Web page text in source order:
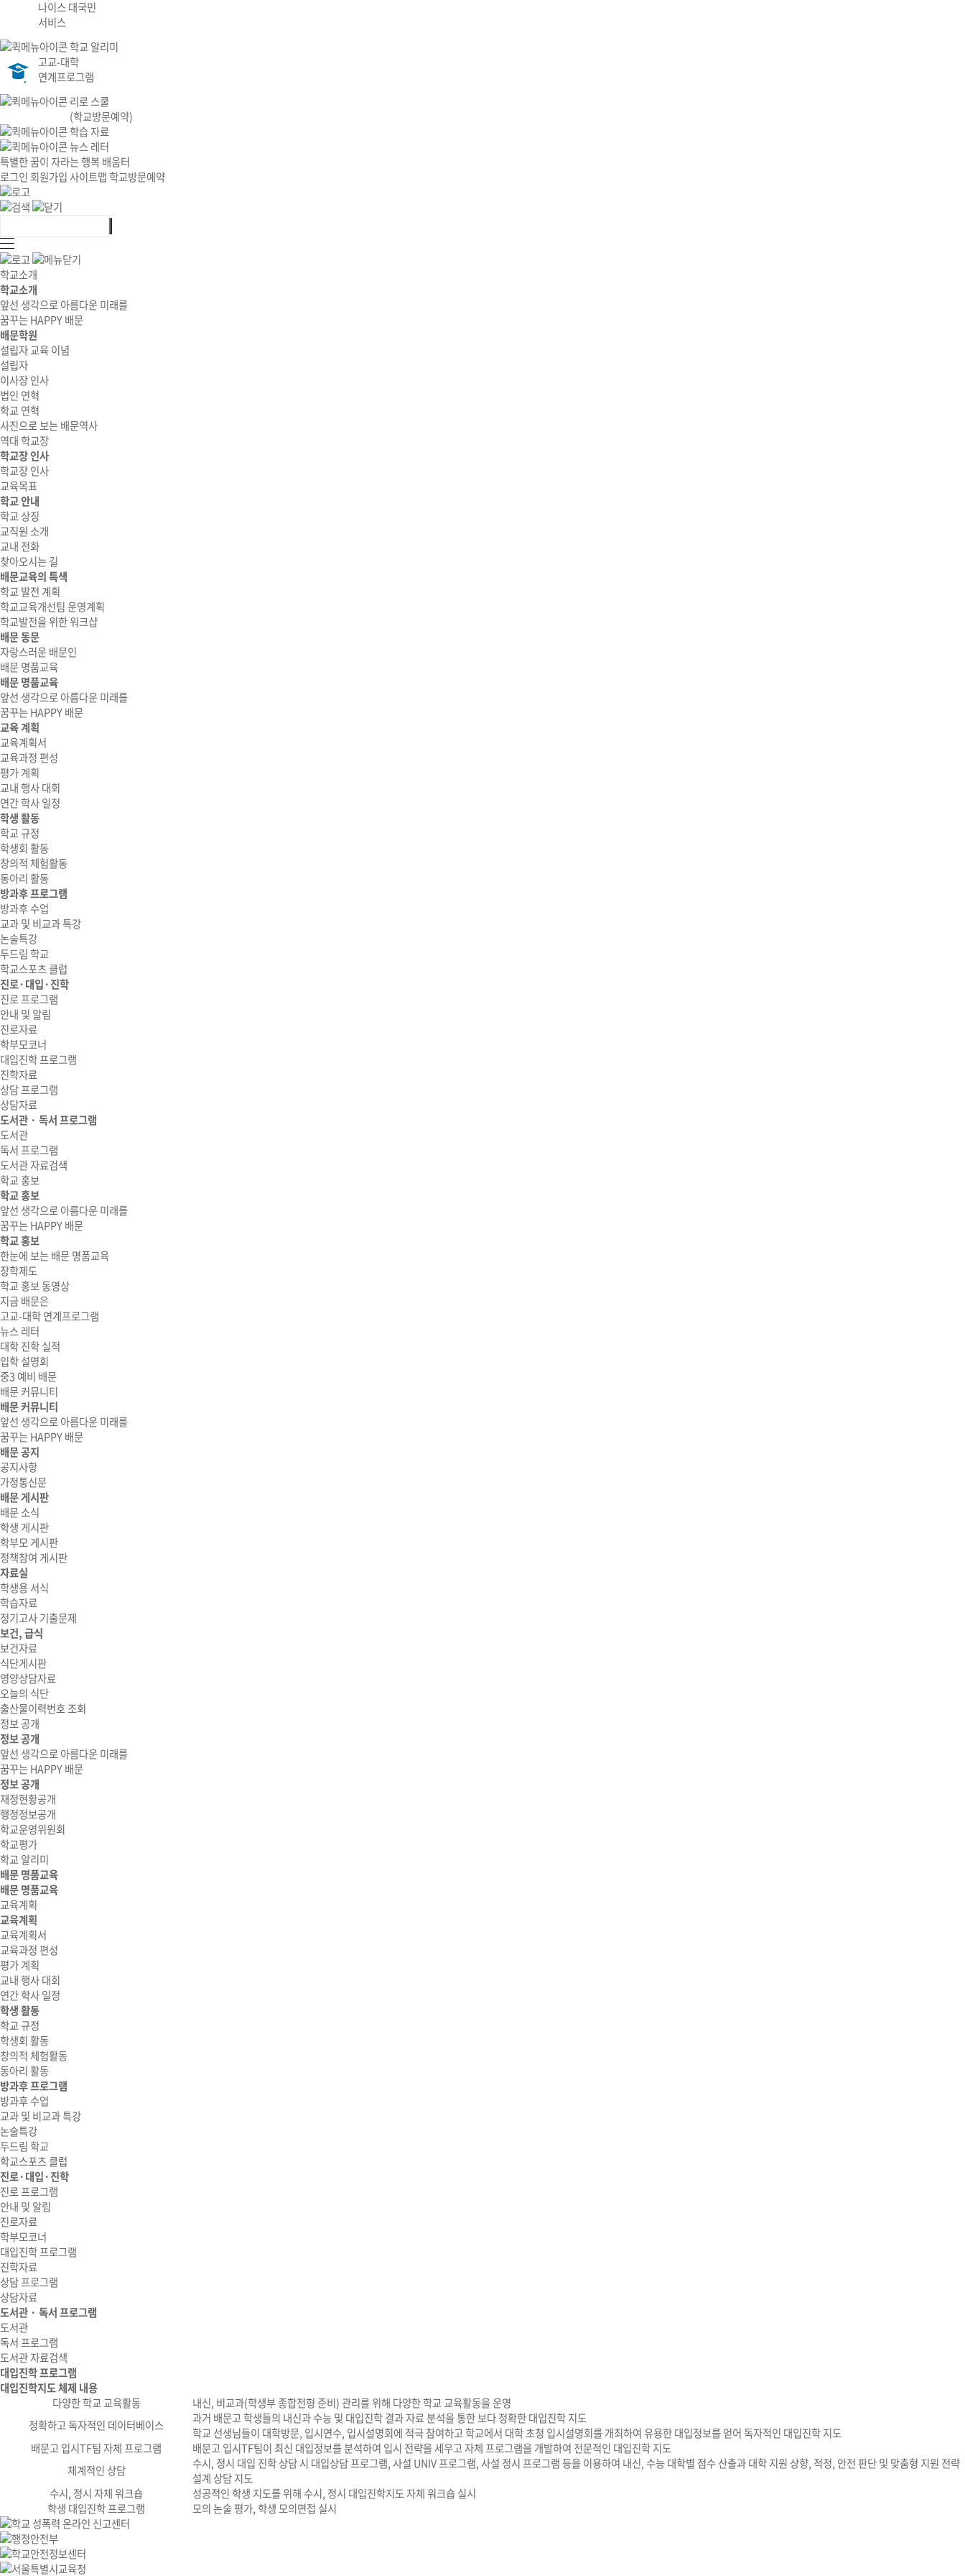
나이스 대국민
서비스
학교 알리미
고교-대학
연계프로그램
리로 스쿨
(학교방문예약)
학습 자료
뉴스 레터
특별한 꿈이 자라는 행복 배움터
로그인 회원가입사이트맵학교방문예약
학교소개
학교소개
앞선 생각으로 아름다운 미래를
꿈꾸는 HAPPY 배문
배문학원
설립자 교육 이념
설립자
이사장 인사
법인 연혁
학교 연혁
사진으로 보는 배문역사
역대 학교장
학교장 인사
학교장 인사
교육목표
학교 안내
학교 상징
교직원 소개
교내 전화
찾아오시는 길
배문교육의 특색
학교 발전 계획
학교교육개선팀 운영계획
학교발전을 위한 워크샵
배문 동문
자랑스러운 배문인
배문 명품교육
배문 명품교육
앞선 생각으로 아름다운 미래를
꿈꾸는 HAPPY 배문
교육 계획
교육계획서
교육과정 편성
평가 계획
교내 행사 대회
연간 학사 일정
학생 활동
학교 규정
학생회 활동
창의적 체험활동
동아리 활동
방과후 프로그램
방과후 수업
교과 및 비교과 특강
논술특강
두드림 학교
학교스포츠 클럽
진로·대입·진학
진로 프로그램
안내 및 알림
진로자료
학부모코너
대입진학 프로그램
진학자료
상담 프로그램
상담자료
도서관 · 독서 프로그램
도서관
독서 프로그램
도서관 자료검색
학교 홍보
학교 홍보
앞선 생각으로 아름다운 미래를
꿈꾸는 HAPPY 배문
학교 홍보
한눈에 보는 배문 명품교육
장학제도
학교 홍보 동영상
지금 배문은
고교-대학 연계프로그램
뉴스 레터
대학 진학 실적
입학 설명회
중3 예비 배문
배문 커뮤니티
배문 커뮤니티
앞선 생각으로 아름다운 미래를
꿈꾸는 HAPPY 배문
배문 공지
공지사항
가정통신문
배문 게시판
배문 소식
학생 게시판
학부모 게시판
정책참여 게시판
자료실
학생용 서식
학습자료
정기고사 기출문제
보건, 급식
보건자료
식단게시판
영양상담자료
오늘의 식단
출산물이력번호 조회
정보 공개
정보 공개
앞선 생각으로 아름다운 미래를
꿈꾸는 HAPPY 배문
정보 공개
재정현황공개
행정정보공개
학교운영위원회
학교평가
학교 알리미
배문 명품교육
배문 명품교육
교육계획
교육계획
교육계획서
교육과정 편성
평가 계획
교내 행사 대회
연간 학사 일정
학생 활동
학교 규정
학생회 활동
창의적 체험활동
동아리 활동
방과후 프로그램
방과후 수업
교과 및 비교과 특강
논술특강
두드림 학교
학교스포츠 클럽
진로·대입·진학
진로 프로그램
안내 및 알림
진로자료
학부모코너
대입진학 프로그램
진학자료
상담 프로그램
상담자료
도서관 · 독서 프로그램
도서관
독서 프로그램
도서관 자료검색
대입진학 프로그램
대입진학지도 체제 내용
다양한 학교 교육활동
내신, 비교과(학생부 종합전형 준비) 관리를 위해 다양한 학교 교육활동을 운영
정확하고 독자적인 데이터베이스
과거 배문고 학생들의 내신과 수능 및 대입진학 결과 자료 분석을 통한 보다 정확한 대입진학 지도
학교 선생님들이 대학방문, 입시연수, 입시설명회에 적극 참여하고 학교에서 대학 초청 입시설명회를 개최하여 유용한 대입정보를 얻어 독자적인 대입진학 지도
배문고 입시TF팀 자체 프로그램
배문고 입시TF팀이 최신 대입정보를 분석하여 입시 전략을 세우고 자체 프로그램을 개발하여 전문적인 대입진학 지도
체계적인 상담
수시, 정시 대입 진학 상담 시 대입상담 프로그램, 사설 UNIV 프로그램, 사설 정시 프로그램 등을 이용하여 내신, 수능 대학별 점수 산출과 대학 지원 상향, 적정, 안전 판단 및 맞춤형 지원 전략
설계 상담 지도
수시, 정시 자체 워크숍
성공적인 학생 지도를 위해 수시, 정시 대입진학지도 자체 워크숍 실시
학생 대입진학 프로그램
모의 논술 평가, 학생 모의면접 실시